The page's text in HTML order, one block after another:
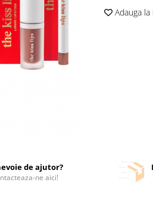
Adauga la
de ajutor?
ne aici!